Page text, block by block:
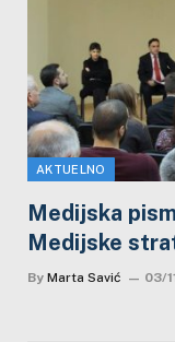
AKTUELNO
Medijska
Medijske
By Marta Savić 03/